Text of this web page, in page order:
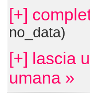
[+]
no_data)
[+] lascia
umana »